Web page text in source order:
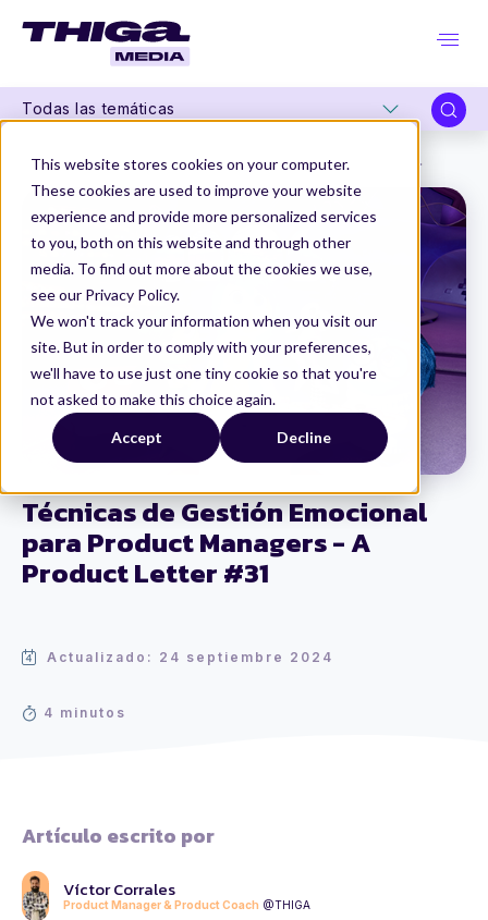
This website stores cookies on your computer.
These cookies are used to improve your website
experience and provide more personalized services
to you, both on this website and through other
media. To find out more about the cookies we use,
see our Privacy Policy.
We won't track your information when you visit our
site. But in order to comply with your preferences,
we'll have to use just one tiny cookie so that you're
not asked to make this choice again.
Accept Decline
Todas las temáticas
Técnicas de Gestión Emocional
para Product Managers - A
Product Letter #31
Actualizado: 24 septiembre 2024
4 minutos
Thiga Media Editorial Técnicas de Gestión Emocional para Product Managers - A Product Letter #31
Artículo escrito por
Víctor Corrales
Product Manager & Product Coach @THIGA